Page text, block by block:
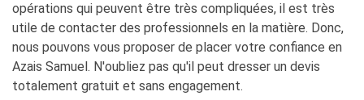
opérations qui peuvent être très compliquées, il est très
utile de contacter des professionnels en la matière. Donc,
nous pouvons vous proposer de placer votre confiance en
Azais Samuel. N'oubliez pas qu'il peut dresser un devis
totalement gratuit et sans engagement.